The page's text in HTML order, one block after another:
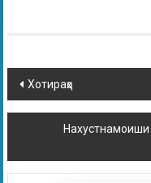
Хотираҳо